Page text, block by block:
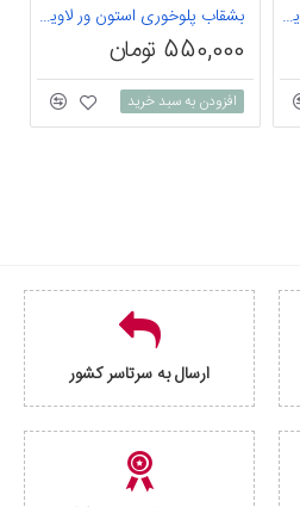
بشقاب پلوخوری استون ور لاویلوکس ترکیه فولیا 1 عددی بشقاب پلوخوری استون ور لاویلوکس ترکیه فولیا زرشکی 1 عددی
550,000 تومان
افزودن به سبد خرید
ارسال به سرتاسر کشور